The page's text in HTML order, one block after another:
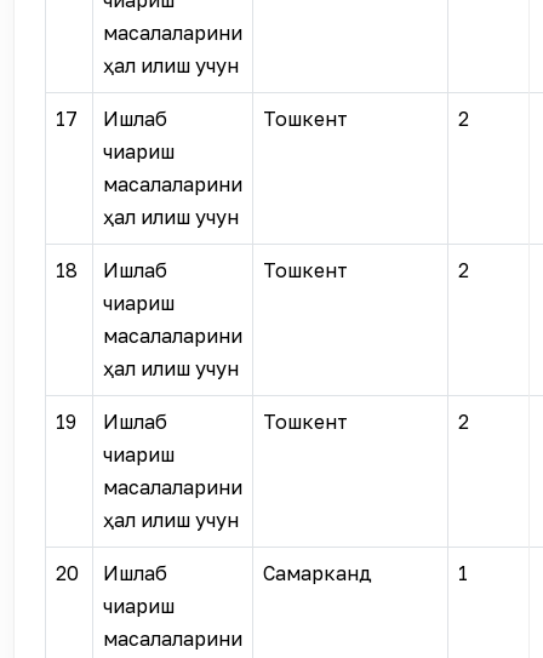
масалаларини
ҳал қилиш учун
17
Ишлаб
чиқариш
масалаларини
ҳал қилиш учун
Тошкент 2
18
Ишлаб
чиқариш
масалаларини
ҳал қилиш учун
Тошкент 2
19
Ишлаб
чиқариш
масалаларини
ҳал қилиш учун
Тошкент 2
20
Ишлаб
чиқариш
масалаларини
Самарканд 1